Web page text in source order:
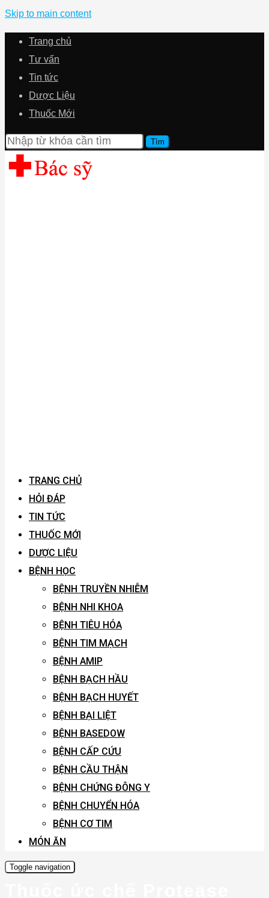
Skip to main content
Trang chủ
Tư vấn
Tin tức
Dược Liệu
Thuốc Mới
TRANG CHỦ
HỎI ĐÁP
TIN TỨC
THUỐC MỚI
DƯỢC LIỆU
BỆNH HỌC
BỆNH TRUYỀN NHIỄM
BỆNH NHI KHOA
BỆNH TIÊU HÓA
BỆNH TIM MẠCH
BỆNH AMIP
BỆNH BẠCH HẦU
BỆNH BẠCH HUYẾT
BỆNH BẠI LIỆT
BỆNH BASEDOW
BỆNH CẤP CỨU
BỆNH CẦU THẬN
BỆNH CHỨNG ĐÔNG Y
BỆNH CHUYỂN HÓA
BỆNH CƠ TIM
MÓN ĂN
Toggle navigation